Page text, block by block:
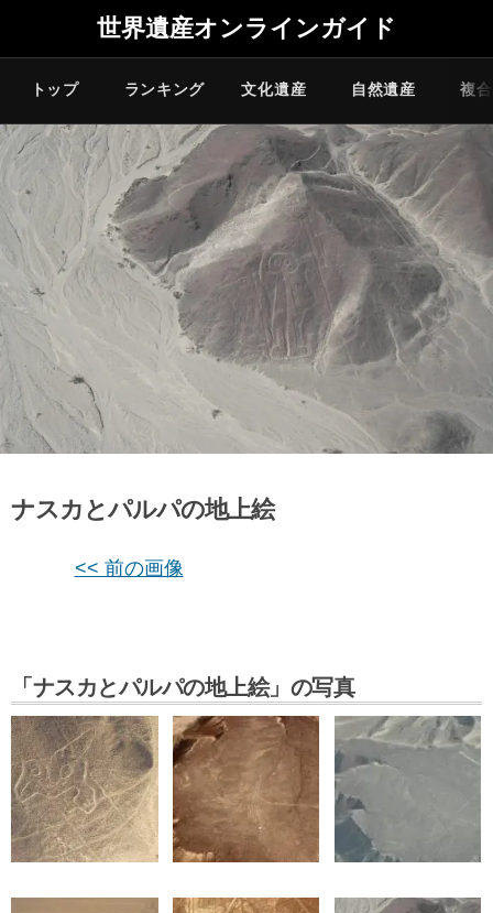
世界遺産オンラインガイド
トップ ランキング 文化遺産 自然遺産 複
ナスカとパルパの地上絵
<< 前の画像
「ナスカとパルパの地上絵」の写真